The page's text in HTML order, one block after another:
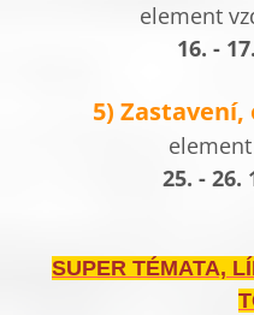
element
16. -
5) Zastavení,
25. - 26.
SUPER TÉMATA,